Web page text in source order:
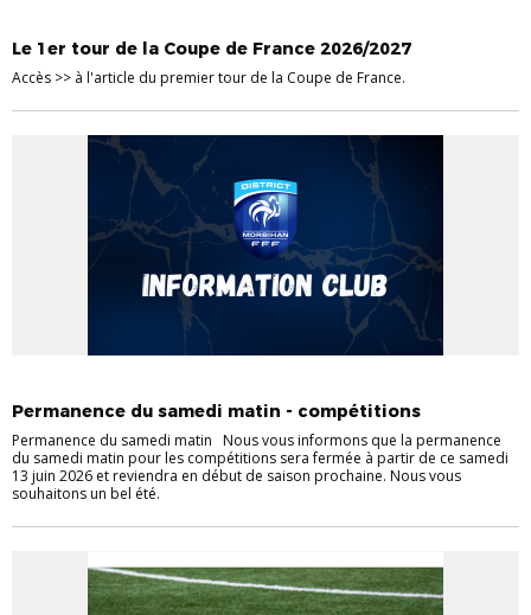
Le 1er tour de la Coupe de France 2026/2027
Accès >> à l'article du premier tour de la Coupe de France.
Permanence du samedi matin - compétitions
Permanence du samedi matin Nous vous informons que la permanence
du samedi matin pour les compétitions sera fermée à partir de ce samedi
13 juin 2026 et reviendra en début de saison prochaine. Nous vous
souhaitons un bel été.